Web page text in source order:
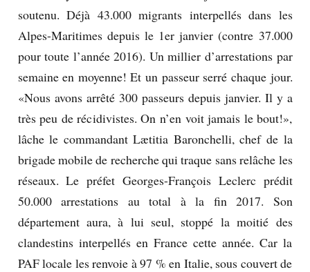
soutenu. Déjà 43.000 migrants interpellés dans les
Alpes-Maritimes depuis le 1er janvier (contre 37.000
pour toute l’année 2016). Un millier d’arrestations par
semaine en moyenne! Et un passeur serré chaque jour.
«Nous avons arrêté 300 passeurs depuis janvier. Il y a
très peu de récidivistes. On n’en voit jamais le bout!»,
lâche le commandant Lætitia Baronchelli, chef de la
brigade mobile de recherche qui traque sans relâche les
réseaux. Le préfet Georges-François Leclerc prédit
50.000 arrestations au total à la fin 2017. Son
département aura, à lui seul, stoppé la moitié des
clandestins interpellés en France cette année. Car la
PAF locale les renvoie à 97 % en Italie, sous couvert de